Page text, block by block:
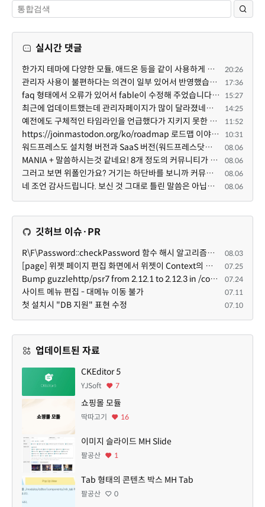
실시간 댓글
한가지 테마에 다양한 모듈, 애드온 등을 같이 사용하게 되면 의외로 어려운게 일관성이 있는 디자인의 유지... 20:26
관리자 사용이 불편하다는 의견이 일부 있어서 반영했습니다 ㅎㅎ 8.4이상도 지원될 수 있도록 10.5.2 혹은 ... 17:36
faq 형태에서 오류가 있어서 fable이 수정해 주었습니다. 참고하세요. 증상 FAQ형 목록에서 항목을 펼치면 ... 15:27
최근에 업데이트했는데 관리자페이지가 많이 달라졌네요 여기서 모듈 설치하려고 하니 php 8.4.14버전이라 8... 14:25
예전에도 구체적인 타임라인을 언급했다가 지키지 못한 것에 죄송한 마음이 있다 보니 (코어 개발/운영 자체... 11:52
https://joinmastodon.org/ko/roadmap 로드맵 이야기가 나온김에 적자면 공홈에 대략적인 로드맵이 공개되어... 10:31
워드프레스도 설치형 버전과 SaaS 버전(워드프레스닷컴)은 다른 점이 많습니다. SaaS로 제공한다면 GPL 라이... 08.06
MANIA + 말씀하시는것 같네요! 8개 정도의 커뮤니티가 저 MANIA+ 기반으로 구축된거로 알고 있습니다. SaaS ... 08.06
그러고 보면 위폴인가요? 거기는 하단바를 보니까 커뮤니티 빌딩 SaaS 솔루션을 사용하고 있는거 같더라고요... 08.06
네 조언 감사드립니다. 보신 것 그대로 틀린 말씀은 아닙니다. 다만, 배포한 것에 대해 흥미가 떨어져서 뒷... 08.06
깃허브 이슈·PR
R\F\Password::checkPassword 함수 해시 알고리즘을 암시적으로 호출하는 경우 Argon2id 해시 비교 실패 08.03
[page] 위젯 페이지 편집 화면에서 위젯이 Context의 module_info를 덮어쓰면 저장이 ERR_ACT_IS_NOT_STANDALONE으로 실패 07.25
Bump guzzlehttp/psr7 from 2.12.1 to 2.12.3 in /common 07.24
사이트 메뉴 편집 - 대메뉴 이동 불가 07.11
첫 설치시 "DB 지원" 표현 수정 07.10
업데이트된 자료
CKEditor 5
YJSoft 7
쇼핑몰 모듈
딱따고기 16
이미지 슬라이드 MH Slide
팔공산 1
Tab 형태의 콘텐츠 박스 MH Tab
팔공산 0